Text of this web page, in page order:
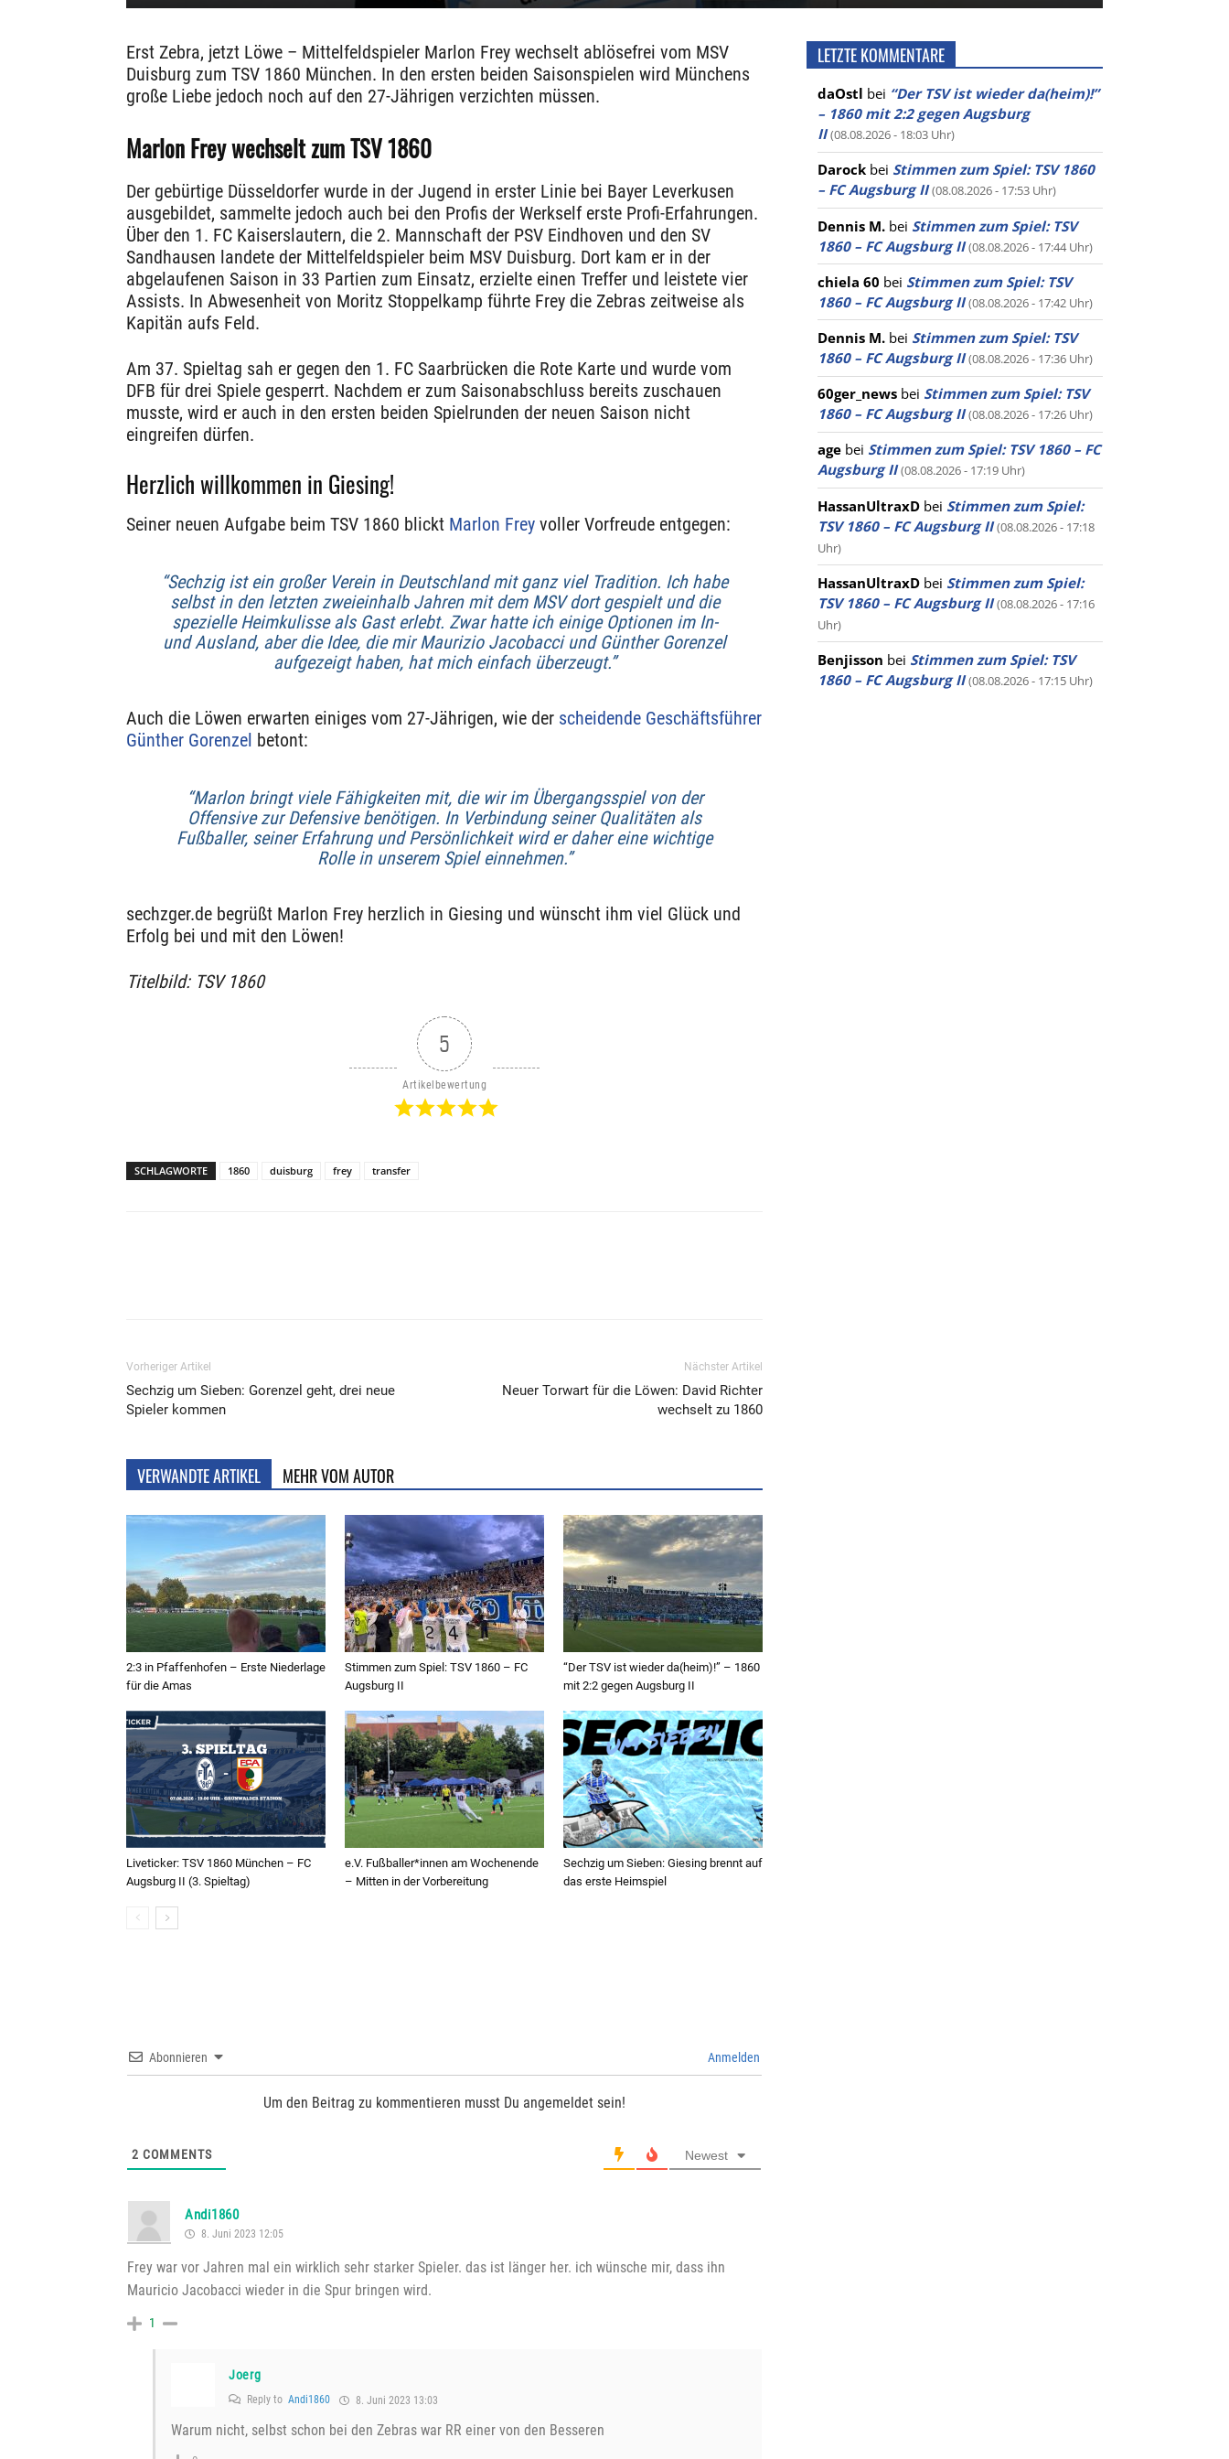
Erst Zebra, jetzt Löwe – Mittelfeldspieler Marlon Frey wechselt ablösefrei vom MSV
Duisburg zum TSV 1860 München. In den ersten beiden Saisonspielen wird Münchens
große Liebe jedoch noch auf den 27-Jährigen verzichten müssen.
Marlon Frey wechselt zum TSV 1860
Der gebürtige Düsseldorfer wurde in der Jugend in erster Linie bei Bayer Leverkusen
ausgebildet, sammelte jedoch auch bei den Profis der Werkself erste Profi-Erfahrungen.
Über den 1. FC Kaiserslautern, die 2. Mannschaft der PSV Eindhoven und den SV
Sandhausen landete der Mittelfeldspieler beim MSV Duisburg. Dort kam er in der
abgelaufenen Saison in 33 Partien zum Einsatz, erzielte einen Treffer und leistete vier
Assists. In Abwesenheit von Moritz Stoppelkamp führte Frey die Zebras zeitweise als
Kapitän aufs Feld.
Am 37. Spieltag sah er gegen den 1. FC Saarbrücken die Rote Karte und wurde vom
DFB für drei Spiele gesperrt. Nachdem er zum Saisonabschluss bereits zuschauen
musste, wird er auch in den ersten beiden Spielrunden der neuen Saison nicht
eingreifen dürfen.
Herzlich willkommen in Giesing!
Seiner neuen Aufgabe beim TSV 1860 blickt Marlon Frey voller Vorfreude entgegen:
“Sechzig ist ein großer Verein in Deutschland mit ganz viel Tradition. Ich habe
selbst in den letzten zweieinhalb Jahren mit dem MSV dort gespielt und die
spezielle Heimkulisse als Gast erlebt. Zwar hatte ich einige Optionen im In-
und Ausland, aber die Idee, die mir Maurizio Jacobacci und Günther Gorenzel
aufgezeigt haben, hat mich einfach überzeugt.”
Auch die Löwen erwarten einiges vom 27-Jährigen, wie der scheidende Geschäftsführer
Günther Gorenzel betont:
“Marlon bringt viele Fähigkeiten mit, die wir im Übergangsspiel von der
Offensive zur Defensive benötigen. In Verbindung seiner Qualitäten als
Fußballer, seiner Erfahrung und Persönlichkeit wird er daher eine wichtige
Rolle in unserem Spiel einnehmen.”
sechzger.de begrüßt Marlon Frey herzlich in Giesing und wünscht ihm viel Glück und
Erfolg bei und mit den Löwen!
Titelbild: TSV 1860
5
Artikelbewertung
SCHLAGWORTE 1860 duisburg frey transfer
Vorheriger Artikel
Sechzig um Sieben: Gorenzel geht, drei neue
Spieler kommen
Nächster Artikel
Neuer Torwart für die Löwen: David Richter
wechselt zu 1860
VERWANDTE ARTIKEL MEHR VOM AUTOR
2:3 in Pfaffenhofen – Erste Niederlage
für die Amas
Stimmen zum Spiel: TSV 1860 – FC
Augsburg II
“Der TSV ist wieder da(heim)!” – 1860
mit 2:2 gegen Augsburg II
Liveticker: TSV 1860 München – FC
Augsburg II (3. Spieltag)
e.V. Fußballer*innen am Wochenende
– Mitten in der Vorbereitung
Sechzig um Sieben: Giesing brennt auf
das erste Heimspiel
Abonnieren Anmelden
Um den Beitrag zu kommentieren musst Du angemeldet sein!
2 COMMENTS Newest
Andi1860
8. Juni 2023 12:05
Frey war vor Jahren mal ein wirklich sehr starker Spieler. das ist länger her. ich wünsche mir, dass ihn
Mauricio Jacobacci wieder in die Spur bringen wird.
1
Joerg
Reply to Andi1860 8. Juni 2023 13:03
Warum nicht, selbst schon bei den Zebras war RR einer von den Besseren
LETZTE KOMMENTARE
daOstl bei “Der TSV ist wieder da(heim)!”
– 1860 mit 2:2 gegen Augsburg
II (08.08.2026 - 18:03 Uhr)
Darock bei Stimmen zum Spiel: TSV 1860
– FC Augsburg II (08.08.2026 - 17:53 Uhr)
Dennis M. bei Stimmen zum Spiel: TSV
1860 – FC Augsburg II (08.08.2026 - 17:44 Uhr)
chiela 60 bei Stimmen zum Spiel: TSV
1860 – FC Augsburg II (08.08.2026 - 17:42 Uhr)
Dennis M. bei Stimmen zum Spiel: TSV
1860 – FC Augsburg II (08.08.2026 - 17:36 Uhr)
60ger_news bei Stimmen zum Spiel: TSV
1860 – FC Augsburg II (08.08.2026 - 17:26 Uhr)
age bei Stimmen zum Spiel: TSV 1860 – FC
Augsburg II (08.08.2026 - 17:19 Uhr)
HassanUltraxD bei Stimmen zum Spiel:
TSV 1860 – FC Augsburg II (08.08.2026 - 17:18
Uhr)
HassanUltraxD bei Stimmen zum Spiel:
TSV 1860 – FC Augsburg II (08.08.2026 - 17:16
Uhr)
Benjisson bei Stimmen zum Spiel: TSV
1860 – FC Augsburg II (08.08.2026 - 17:15 Uhr)